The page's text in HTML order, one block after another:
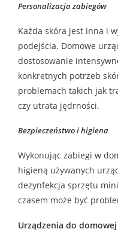
Personalizacja zabiegów
Każda skóra jest inna i
podejścia. Domowe
dostosowanie
konkretnych potrzeb
problemach takich jak
czy utrata jędrności.
Bezpieczeństwo i higiena
Wykonując zabiegi w
higieną używanych
dezynfekcja sprzętu
czasem może być
Urządzenia do